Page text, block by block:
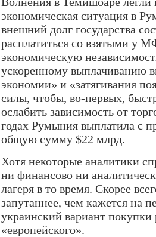
экономическая ситуация в
внешний долг государства
расплатиться со взятыми у
экономическую
ускоренному выплачиванию
экономии» и «затягивания
силы, чтобы, во-первых,
ослабить зависимость от
годах Румыния выплатила с
общую сумму $22 млрд.
Хотя некоторые аналитики
ни финансово ни
лагеря в то время. Скорее
запутаннее, чем кажется на
украинский вариант покупки
«европейского».